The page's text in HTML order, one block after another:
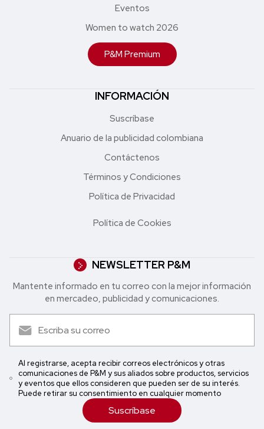
Eventos
Women to watch 2026
P&M Premium
INFORMACIÓN
Suscríbase
Anuario de la publicidad colombiana
Contáctenos
Términos y Condiciones
Política de Privacidad
Política de Cookies
NEWSLETTER P&M
Mantente informado en tu correo con la mejor in formación
en mercadeo, publicidad y comunicaciones.
Al registrarse, acepta recibir correos electrónicos y otras
comunicaciones de P&M y sus aliados sobre productos, servicios
y eventos que ellos consideren que pueden ser de su interés.
Puede retirar su consentimiento en cualquier momento
Suscríbase